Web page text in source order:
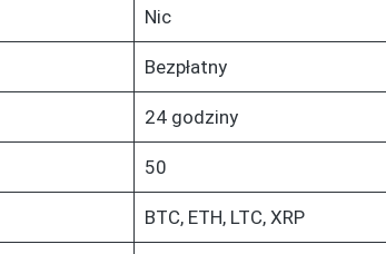
Nic
Bezpłatny
24 godziny
50
BTC, ETH, LTC, XRP